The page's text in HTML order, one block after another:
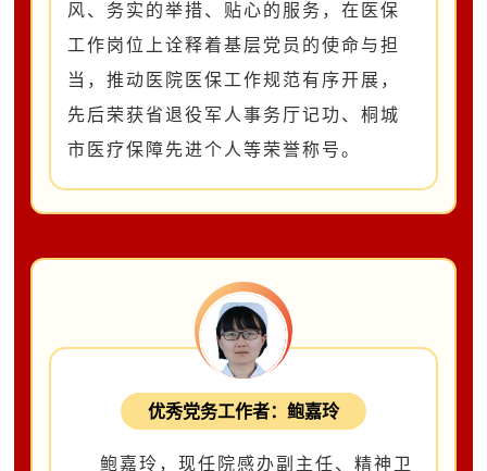
风、务实的举措、贴心的服务，在医保
工作岗位上诠释着基层党员的使命与担
当，推动医院医保工作规范有序开展，
先后荣获省退役军人事务厅记功、桐城
市医疗保障先进个人等荣誉称号。
优秀党务工作者：鲍嘉玲
鲍嘉玲，现任院感办副主任、精神卫